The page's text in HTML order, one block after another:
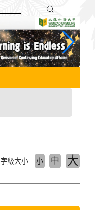
字級大小 小 中 大